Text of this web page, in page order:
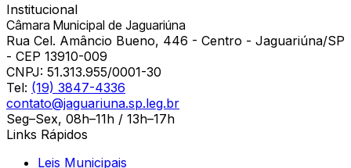
Institucional
Câmara Municipal de Jaguariúna
Rua Cel. Amâncio Bueno, 446 - Centro - Jaguariúna/SP
- CEP 13910-009
CNPJ: 51.313.955/0001-30
Tel: (19) 3847-4336
contato@jaguariuna.sp.leg.br
Seg–Sex, 08h–11h / 13h–17h
Links Rápidos
Leis Municipais